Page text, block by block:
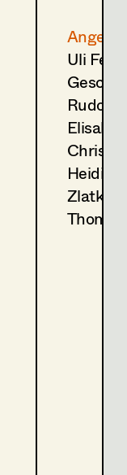
Uli
Gesche
Rudolf
Heidi
Zlatko